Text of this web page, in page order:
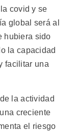
covid y se
global será al
hubiera sido
la capacidad
facilitar una
la actividad
creciente
el riesgo